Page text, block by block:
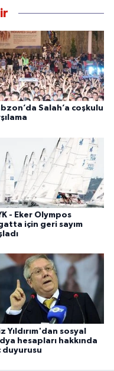
Salah’a coşkulu
- Eker Olympos
için geri sayım
Yıldırım'dan sosyal
hesapları hakkında
duyurusu